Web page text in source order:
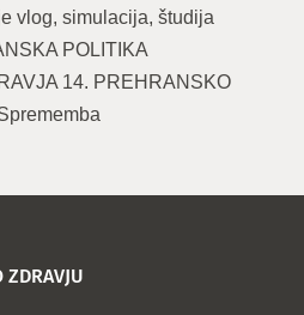
vlog, simulacija, študija
POLITIKA
14. PREHRANSKO
ZDRAVJU